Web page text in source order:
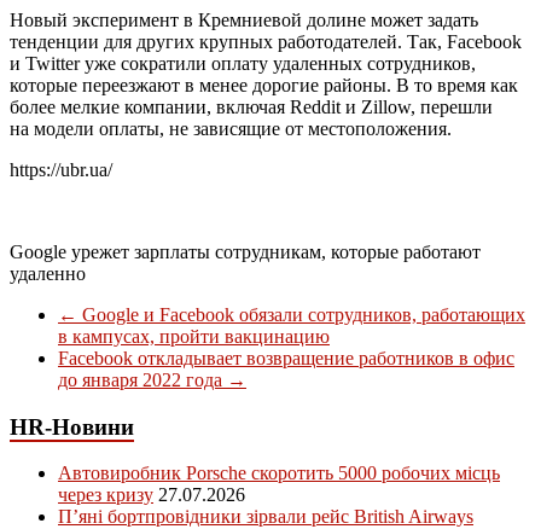
Новый эксперимент в Кремниевой долине может задать
тенденции для других крупных работодателей. Так, Facebook
и Twitter уже сократили оплату удаленных сотрудников,
которые переезжают в менее дорогие районы. В то время как
более мелкие компании, включая Reddit и Zillow, перешли
на модели оплаты, не зависящие от местоположения.
https://ubr.ua/
Google урежет зарплаты сотрудникам, которые работают
удаленно
← Google и Facebook обязали сотрудников, работающих
в кампусах, пройти вакцинацию
Facebook откладывает возвращение работников в офис
до января 2022 года →
HR-Новини
Автовиробник Porsche скоротить 5000 робочих місць
через кризу 27.07.2026
П’яні бортпровідники зірвали рейс British Airways